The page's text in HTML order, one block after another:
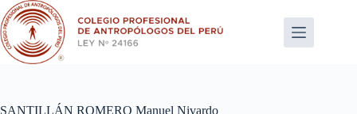
Saltar
al
contenido
SANTILLÁN ROMERO Manuel Nivardo